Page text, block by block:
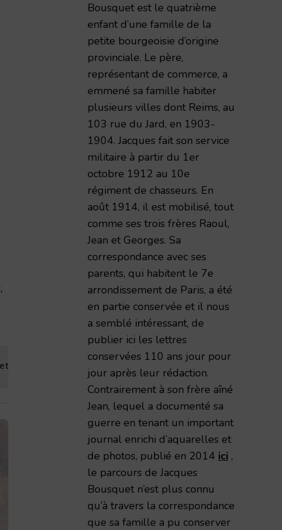
impressions de guerre d'un civil rémois 1914-
Bousquet est le quatrième
enfant d’une famille de la
petite bourgeoisie d’origine
provinciale. Le père,
représentant de commerce, a
emmené sa famille habiter
plusieurs villes dont Reims, au
103 rue du Jard, en 1903-
1904. Jacques fait son service
militaire à partir du 1er
octobre 1912 au 10e
régiment de chasseurs. En
août 1914, il est mobilisé, tout
comme ses trois frères Raoul,
Jean et Georges. Sa
correspondance avec ses
parents, qui habitent le 7e
arrondissement de Paris, a été
en partie conservée et il nous
a semblé intéressant, de
publier ici les lettres
conservées 110 ans jour pour
jour après leur rédaction.
Contrairement à son frère aîné
Jean, lequel a documenté sa
guerre en tenant un important
journal enrichi d’aquarelles et
de photos, publié en 2014 ici ,
le parcours de Jacques
Bousquet n’est plus connu
qu’à travers la correspondance
que sa famille a pu conserver